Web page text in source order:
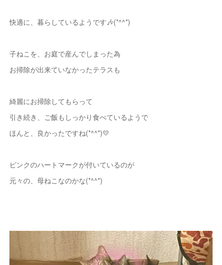
快適に、暮らしているようです🎶(*^^*)
子ねこを、お庭で産んでしまった為
お掃除が出来ていなかったテラスも
綺麗にお掃除してもらって
引き続き、ご飯もしっかり食べているようで
ほんと、良かったですね(*^^*)💛
ピンクのハートマークが付いているのが
元々の、母ねこなのかな(*^^*)